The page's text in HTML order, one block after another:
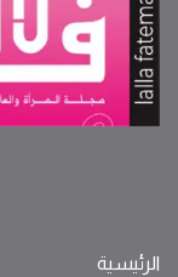
الرئيسية